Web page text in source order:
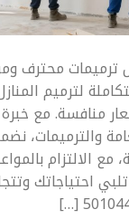
محترف
لترميم
والترميمات،
مع الالتزام
احتياجاتك